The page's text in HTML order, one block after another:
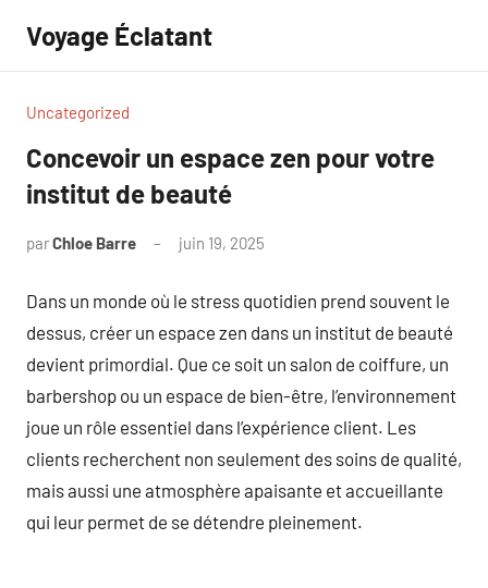
contenu
Voyage Éclatant
Uncategorized
Concevoir un espace zen pour votre
institut de beauté
parChloe Barre juin 19, 2025
Dans un monde où le stress quotidien prend souvent le
dessus, créer un espace zen dans un institut de beauté
devient primordial. Que ce soit un salon de coiffure, un
barbershop ou un espace de bien-être, l’environnement
joue un rôle essentiel dans l’expérience client. Les
clients recherchent non seulement des soins de qualité,
mais aussi une atmosphère apaisante et accueillante
qui leur permet de se détendre pleinement.